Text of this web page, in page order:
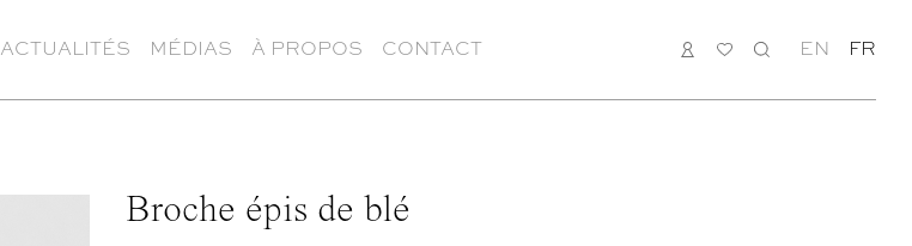
ACTUALITÉS MÉDIAS À PROPOS CONTACT CONNEXION
MA
RECHERCHE
EN FR
Broche épis de blé